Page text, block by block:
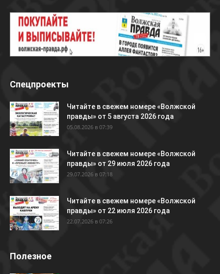
Спецпроекты
Читайте в свежем номере «Волжской
правды» от 5 августа 2026 года
05.08.2026 в 07:39
Читайте в свежем номере «Волжской
правды» от 29 июля 2026 года
29.07.2026 в 07:18
Читайте в свежем номере «Волжской
правды» от 22 июля 2026 года
22.07.2026 в 07:26
Полезное